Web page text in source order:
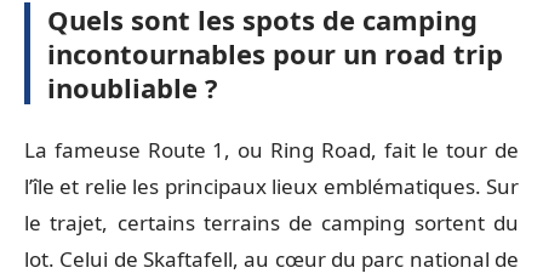
Quels sont les spots de camping
incontournables pour un road trip
inoubliable ?
La fameuse Route 1, ou Ring Road, fait le tour de
l’île et relie les principaux lieux emblématiques. Sur
le trajet, certains terrains de camping sortent du
lot. Celui de Skaftafell, au cœur du parc national de